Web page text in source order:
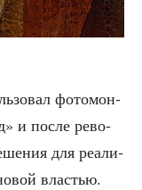
фото­мон­
и после рево­
для реа­ли­
вла­стью.